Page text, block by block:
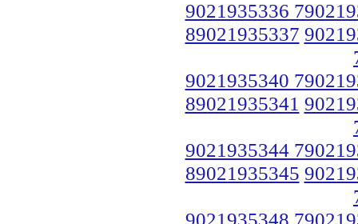
9021935336
89021935337
9021935340
89021935341
9021935344
89021935345
9021935348